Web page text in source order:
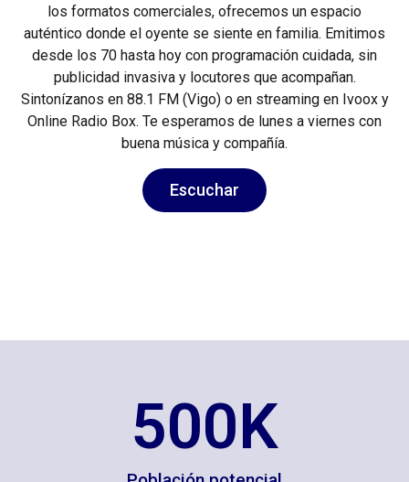
los formatos comerciales, ofrecemos un espacio
auténtico donde el oyente se siente en familia. Emitimos
desde los 70 hasta hoy con programación cuidada, sin
publicidad invasiva y locutores que acompañan.
Sintonízanos en 88.1 FM (Vigo) o en streaming en Ivoox y
Online Radio Box. Te esperamos de lunes a viernes con
buena música y compañía.
Escuchar
500K